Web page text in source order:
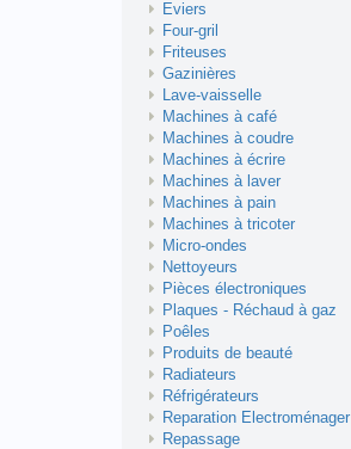
Eviers
Four-gril
Friteuses
Gazinières
Lave-vaisselle
Machines à café
Machines à coudre
Machines à écrire
Machines à laver
Machines à pain
Machines à tricoter
Micro-ondes
Nettoyeurs
Pièces électroniques
Plaques - Réchaud à gaz
Poêles
Produits de beauté
Radiateurs
Réfrigérateurs
Reparation Electroménager
Repassage